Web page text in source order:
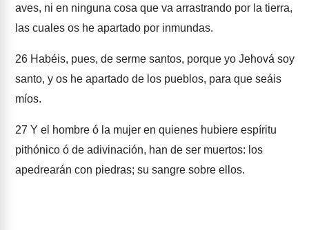
aves, ni en ninguna cosa que va arrastrando por la tierra,
las cuales os he apartado por inmundas.
26 Habéis, pues, de serme santos, porque yo Jehová soy
santo, y os he apartado de los pueblos, para que seáis
míos.
27 Y el hombre ó la mujer en quienes hubiere espíritu
pithónico ó de adivinación, han de ser muertos: los
apedrearán con piedras; su sangre sobre ellos.